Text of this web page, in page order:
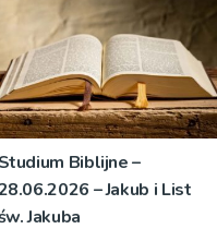
Studium Biblijne –
– Jakub i List
Jakuba